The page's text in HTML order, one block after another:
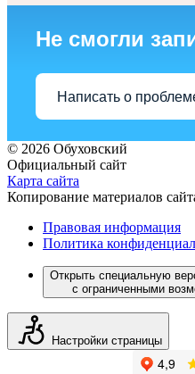
Не смогли
Написать о
© 2026 Обуховский
Официальный сайт
Карта сайта
Копирование материалов
Правовая информация
Политика
Открыть специальную
с ограниченными
Настройки страницы